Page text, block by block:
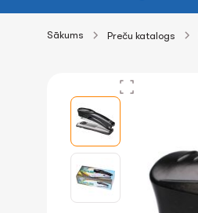
Sākums Preču katalogs